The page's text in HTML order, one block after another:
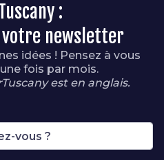
:
votre newsletter
idées ! Pensez à vous
fois par mois.
est en anglais.